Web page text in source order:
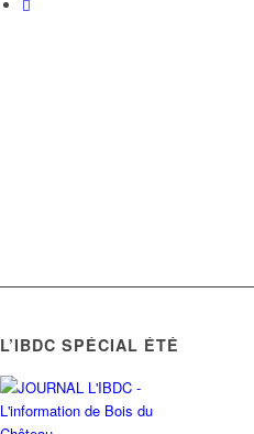
L’IBDC SPÉCIAL ÉTÉ